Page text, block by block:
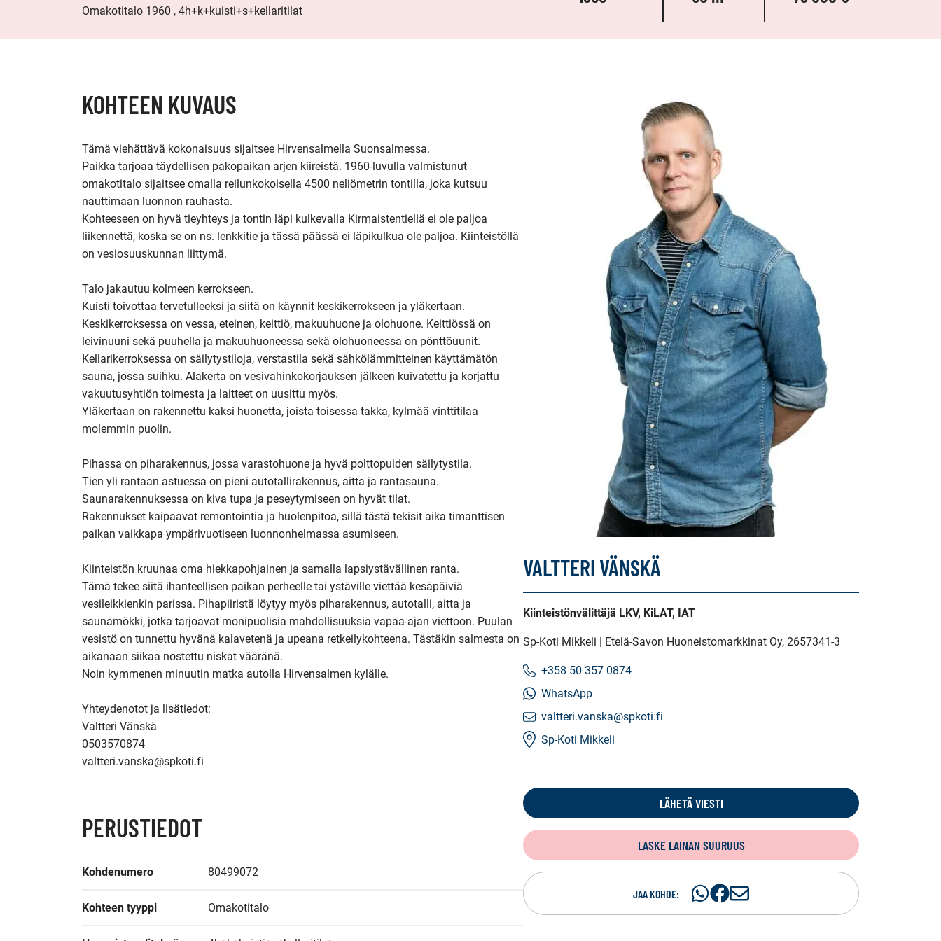
Omakotitalo 1960 , 4h+k+kuisti+s+kellaritilat
KOHTEEN KUVAUS
Tämä viehättävä kokonaisuus sijaitsee Hirvensalmella Suonsalmessa.
Paikka tarjoaa täydellisen pakopaikan arjen kiireistä. 1960-luvulla valmistunut
omakotitalo sijaitsee omalla reilunkokoisella 4500 neliömetrin tontilla, joka kutsuu
nauttimaan luonnon rauhasta.
Kohteeseen on hyvä tieyhteys ja tontin läpi kulkevalla Kirmaistentiellä ei ole paljoa
liikennettä, koska se on ns. lenkkitie ja tässä päässä ei läpikulkua ole paljoa. Kiinteistöllä
on vesiosuuskunnan liittymä.
Talo jakautuu kolmeen kerrokseen.
Kuisti toivottaa tervetulleeksi ja siitä on käynnit keskikerrokseen ja yläkertaan.
Keskikerroksessa on vessa, eteinen, keittiö, makuuhuone ja olohuone. Keittiössä on
leivinuuni sekä puuhella ja makuuhuoneessa sekä olohuoneessa on pönttöuunit.
Kellarikerroksessa on säilytystiloja, verstastila sekä sähkölämmitteinen käyttämätön
sauna, jossa suihku. Alakerta on vesivahinkokorjauksen jälkeen kuivatettu ja korjattu
vakuutusyhtiön toimesta ja laitteet on uusittu myös.
Yläkertaan on rakennettu kaksi huonetta, joista toisessa takka, kylmää vinttitilaa
molemmin puolin.
Pihassa on piharakennus, jossa varastohuone ja hyvä polttopuiden säilytystila.
Tien yli rantaan astuessa on pieni autotallirakennus, aitta ja rantasauna.
Saunarakennuksessa on kiva tupa ja peseytymiseen on hyvät tilat.
Rakennukset kaipaavat remontointia ja huolenpitoa, sillä tästä tekisit aika timanttisen
paikan vaikkapa ympärivuotiseen luonnonhelmassa asumiseen.
Kiinteistön kruunaa oma hiekkapohjainen ja samalla lapsiystävällinen ranta.
Tämä tekee siitä ihanteellisen paikan perheelle tai ystäville viettää kesäpäiviä
vesileikkienkin parissa. Pihapiiristä löytyy myös piharakennus, autotalli, aitta ja
saunamökki, jotka tarjoavat monipuolisia mahdollisuuksia vapaa-ajan viettoon. Puulan
vesistö on tunnettu hyvänä kalavetenä ja upeana retkeilykohteena. Tästäkin salmesta on
aikanaan siikaa nostettu niskat vääränä.
Noin kymmenen minuutin matka autolla Hirvensalmen kylälle.
Yhteydenotot ja lisätiedot:
Valtteri Vänskä
0503570874
valtteri.vanska@spkoti.fi
PERUSTIEDOT
Kohdenumero 80499072
Kohteen tyyppi Omakotitalo
VALTTERI VÄNSKÄ
Kiinteistönvälittäjä LKV, KiLAT, IAT
Sp-Koti Mikkeli | Etelä-Savon Huoneistomarkkinat Oy, 2657341-3
+358 50 357 0874
WhatsApp
valtteri.vanska@spkoti.fi
Sp-Koti Mikkeli
LÄHETÄ VIESTI
LASKE LAINAN SUURUUS
JAA KOHDE:
JaaJaaJ